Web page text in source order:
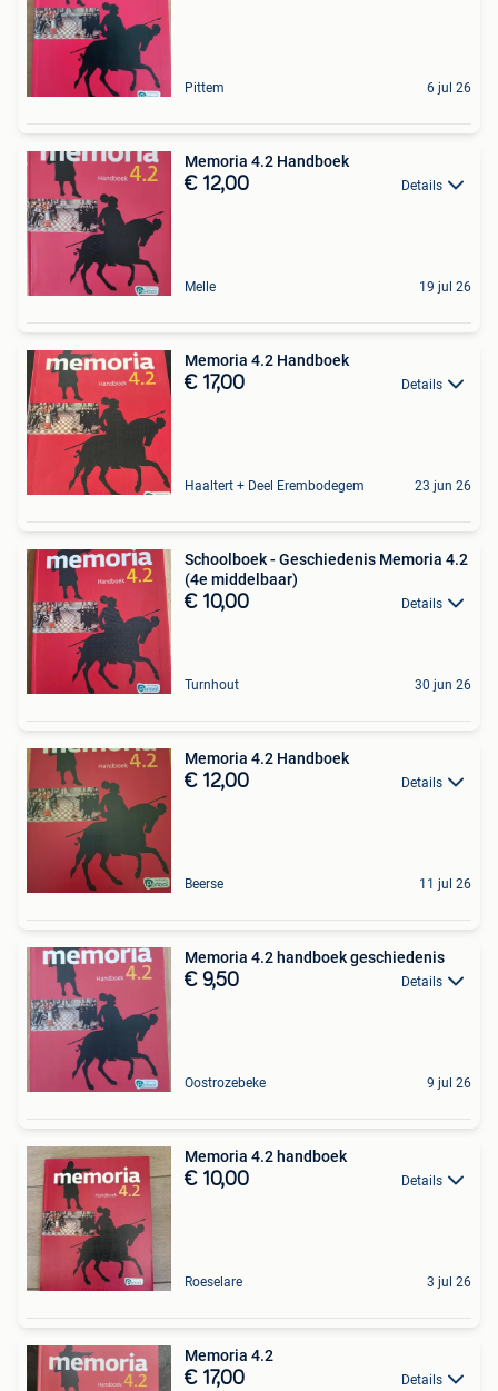
Pittem 6 jul 26
Memoria 4.2 Handboek
€ 12,00 Details
Melle 19 jul 26
Memoria 4.2 Handboek
€ 17,00 Details
Haaltert + Deel Erembodegem 23 jun 26
Schoolboek - Geschiedenis Memoria 4.2
(4e middelbaar)
€ 10,00 Details
Turnhout 30 jun 26
Memoria 4.2 Handboek
€ 12,00 Details
Beerse 11 jul 26
Memoria 4.2 handboek geschiedenis
€ 9,50 Details
Oostrozebeke 9 jul 26
Memoria 4.2 handboek
€ 10,00 Details
Roeselare 3 jul 26
Memoria 4.2
€ 17,00 Details